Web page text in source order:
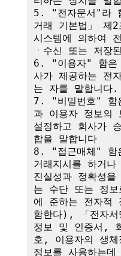
5. "전자문서"라
거래 기본법」 제
시스템에 의하여
ㆍ수신 또는 저장
6. "이용자" 함은
사가 제공하는 전
는 자를 말합니다.
7. "비밀번호" 함
과 이용자 정보의
설정하고 회사가
합을 말합니다
8. "접근매체" 함
거래지시를 하거
진실성과 정확성
는 수단 또는 정
에 준하는 전자적
함한다), 「전자서
정보 및 인증서,
호, 이용자의 생
정보를 사용하는